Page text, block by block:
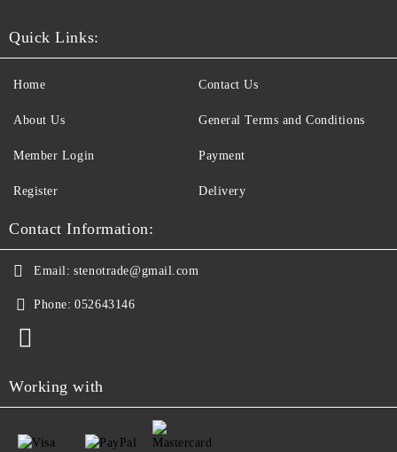
Quick Links:
Home
About Us
Member Login
Register
Contact Us
General Terms and Conditions
Payment
Delivery
Contact Information:
Email: stenotrade@gmail.com
Phone: 052643146
Working with